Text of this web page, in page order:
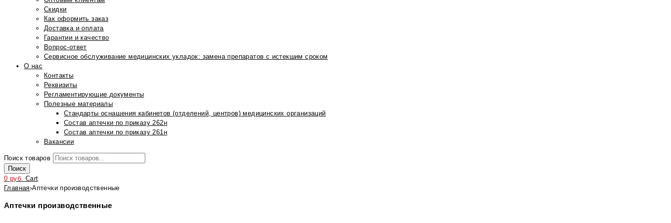
Скидки
Как оформить заказ
Доставка и оплата
Гарантии и качество
Вопрос-ответ
Сервисное обслуживание медицинских укладок: замена препаратов с истекшим сроком
О нас
Контакты
Реквизиты
Регламентирующие документы
Полезные материалы
Стандарты оснащения кабинетов (отделений, центров) медицинских организаций
Состав аптечки по приказу 262н
Состав аптечки по приказу 261н
Вакансии
Поиск товаров
Поиск
0 руб. Cart
Главная›Аптечки производственные
Аптечки производственные